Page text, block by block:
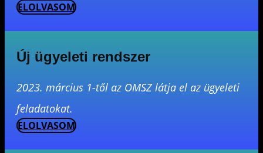
ELOLVASOM
Új ügyeleti rendszer
2023. március 1-től az OMSZ látja el az ügyeleti
feladatokat.
ELOLVASOM